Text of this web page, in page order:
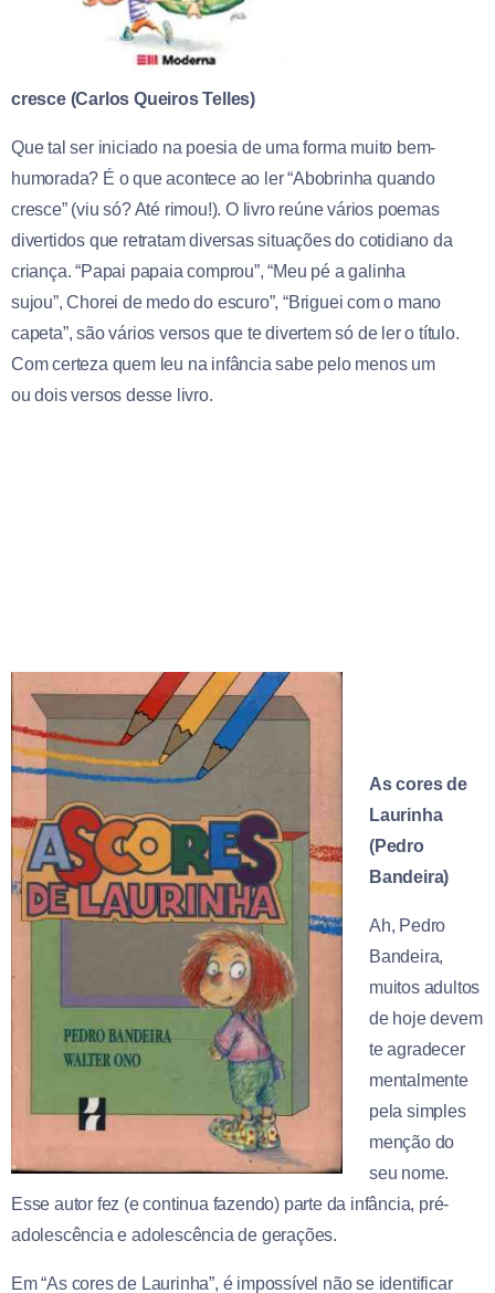
cresce(Carlos Queiros Telles)
Que tal ser iniciado na poesia de uma forma muito bem-
humorada? É o que acontece ao ler “Abobrinha quando
cresce” (viu só? Até rimou!). O livro reúne vários poemas
divertidos que retratam diversas situações do cotidiano da
criança. “Papai papaia comprou”, “Meu pé a galinha
sujou”, Chorei de medo do escuro”, “Briguei com o mano
capeta”, são vários versos que te divertem só de ler o título.
Com certeza quem leu na infância sabe pelo menos um
ou dois versos desse livro.
As cores de
Laurinha
(Pedro
Bandeira)
Ah, Pedro
Bandeira,
muitos adultos
de hoje devem
te agradecer
mentalmente
pela simples
menção do
seu nome.
Esse autor fez (e continua fazendo) parte da infância, pré-
adolescência e adolescência de gerações.
Em “As cores de Laurinha”, é impossível não se identificar